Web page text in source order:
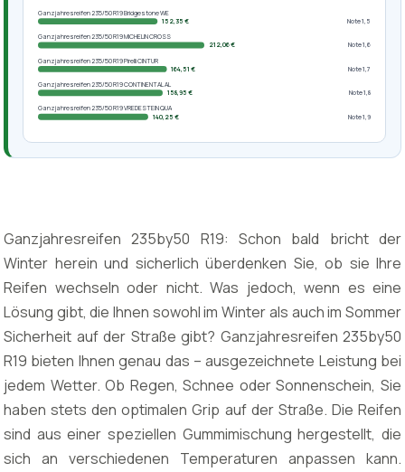
Ganzjahresreifen 235/50 R19 Bridgestone WE
152,35 €
Note 1,5
Ganzjahresreifen 235/50 R19 MICHELIN CROSS
212,06 €
Note 1,6
Ganzjahresreifen 235/50 R19 Pirelli CINTUR
164,51 €
Note 1,7
Ganzjahresreifen 235/50 R19 CONTINENTAL AL
158,95 €
Note 1,8
Ganzjahresreifen 235/50 R19 VREDESTEIN QUA
140,25 €
Note 1,9
Ganzjahresreifen 235by50 R19: Schon bald bricht der
Winter herein und sicherlich überdenken Sie, ob sie Ihre
Reifen wechseln oder nicht. Was jedoch, wenn es eine
Lösung gibt, die Ihnen sowohl im Winter als auch im Sommer
Sicherheit auf der Straße gibt? Ganzjahresreifen 235by50
R19 bieten Ihnen genau das – ausgezeichnete Leistung bei
jedem Wetter. Ob Regen, Schnee oder Sonnenschein, Sie
haben stets den optimalen Grip auf der Straße. Die Reifen
sind aus einer speziellen Gummimischung hergestellt, die
sich an verschiedenen Temperaturen anpassen kann.